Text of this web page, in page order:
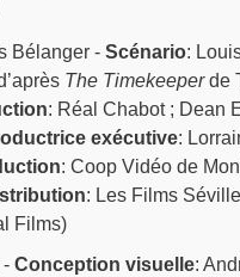
Bélanger -Scénario:
The Timekeeperde
: Réal Chabot ; Dean
exécutive:
: Coop Vidéo de
: Les Films Séville
Films)
-Conception visuelle: